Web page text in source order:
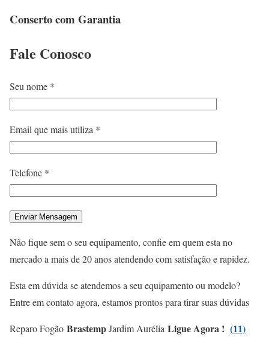
Conserto com Garantia
Fale Conosco
Seu nome *
Email que mais utiliza *
Telefone *
Não fique sem o seu equipamento, confie em quem esta no
mercado a mais de 20 anos atendendo com satisfação e rapidez.
Esta em dúvida se atendemos a seu equipamento ou modelo?
Entre em contato agora, estamos prontos para tirar suas dúvidas
Reparo Fogão BrastempJardim Aurélia Ligue Agora ! (11)